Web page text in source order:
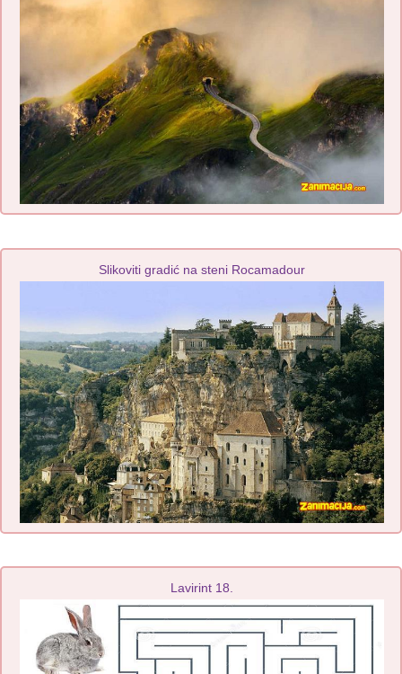
Slikoviti gradić na steni Rocamadour
Lavirint 18.